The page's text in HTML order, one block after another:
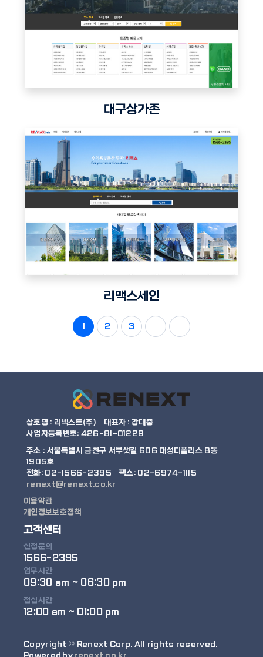
대구상가존
리맥스세인
1 2 3
상호명 : 리넥스트(주)
대표자 : 강대중
사업자등록번호: 426-81-01229
주소 : 서울특별시 금천구 서부샛길 606 대성디폴리스 B동
1905호
전화: 02-1566-2395
팩스: 02-6974-1115
renext@renext.co.kr
이용약관
개인정보보호정책
고객센터
신청문의
1566-2395
업무시간
09:30 am ~ 06:30 pm
점심시간
12:00 am ~ 01:00 pm
Copyright © Renext Corp. All rights reserved.